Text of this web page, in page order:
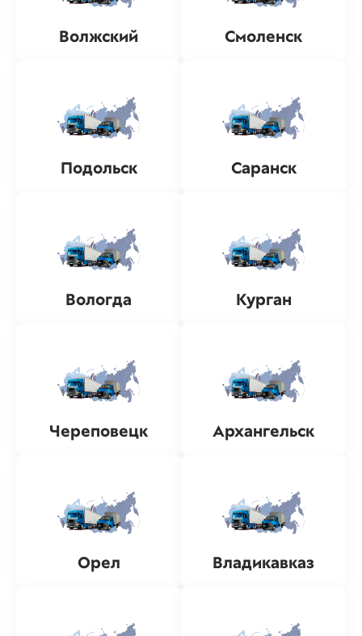
Волжский Смоленск
Подольск Саранск
Вологда Курган
Череповецк Архангельск
Орел Владикавказ